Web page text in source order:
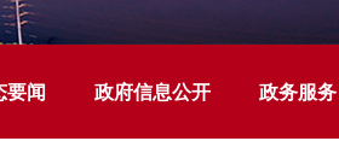
要闻 政府信息公开 政务服务